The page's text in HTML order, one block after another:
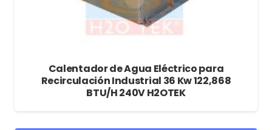
Calentador de Agua Eléctrico para
Recirculación Industrial 36 Kw 122,868
BTU/H 240V H2OTEK